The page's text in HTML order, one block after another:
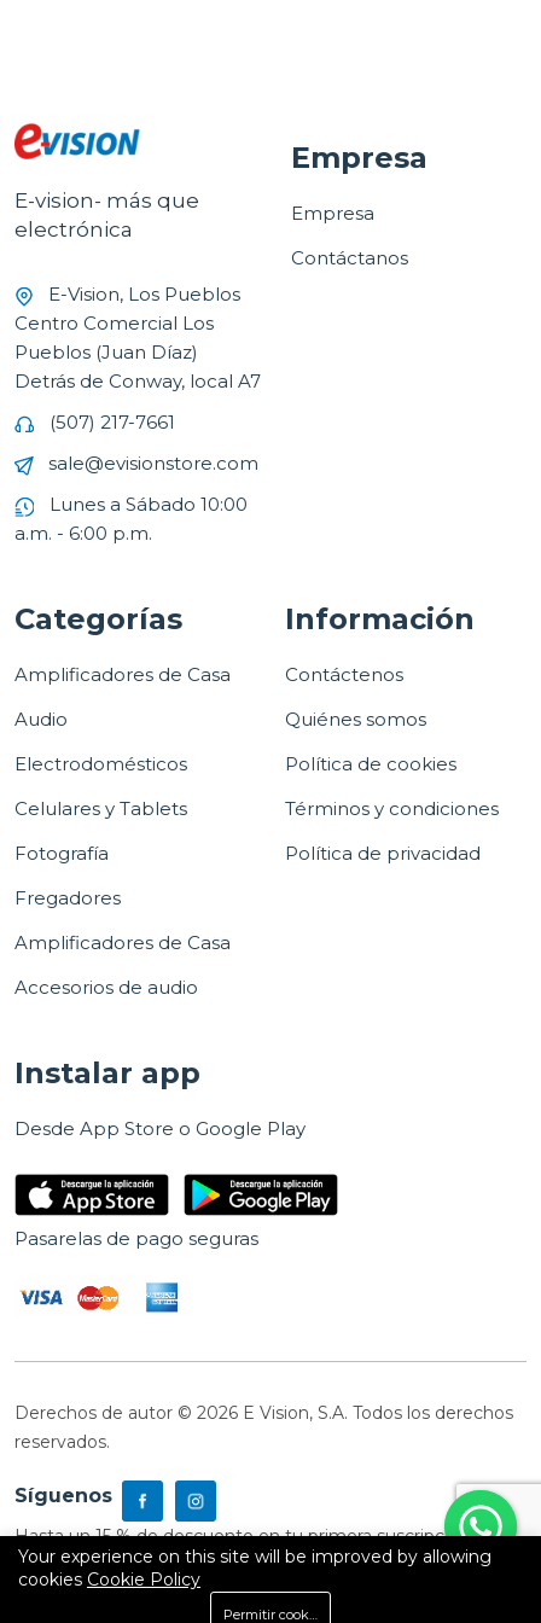
E-vision- más que
electrónica
E-Vision, Los Pueblos
Centro Comercial Los
Pueblos (Juan Díaz)
Detrás de Conway, local A7
(507) 217-7661
sale@evisionstore.com
Lunes a Sábado 10:00
a.m. - 6:00 p.m.
Empresa
Empresa
Contáctanos
Categorías
Amplificadores de Casa
Audio
Electrodomésticos
Celulares y Tablets
Fotografía
Fregadores
Amplificadores de Casa
Accesorios de audio
Información
Contáctenos
Quiénes somos
Política de cookies
Términos y condiciones
Política de privacidad
Instalar app
Desde App Store o Google Play
Pasarelas de pago seguras
Derechos de autor © 2026 E Vision, S.A. Todos los derechos
reservados.
Síguenos
Hasta un 15 % de descuento en tu primera suscripción
Your experience on this site will be improved by allowing
cookies Cookie Policy
Permitir cookies